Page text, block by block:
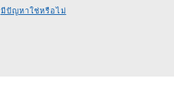
มีปัญหาใช่หรือไม่